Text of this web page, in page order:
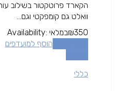
הקארד פרוטקטור בשילוב
וואלט גם קומפקטי וגם...
₪350
Availability: במלאי
הוסף למועדפים
כללי